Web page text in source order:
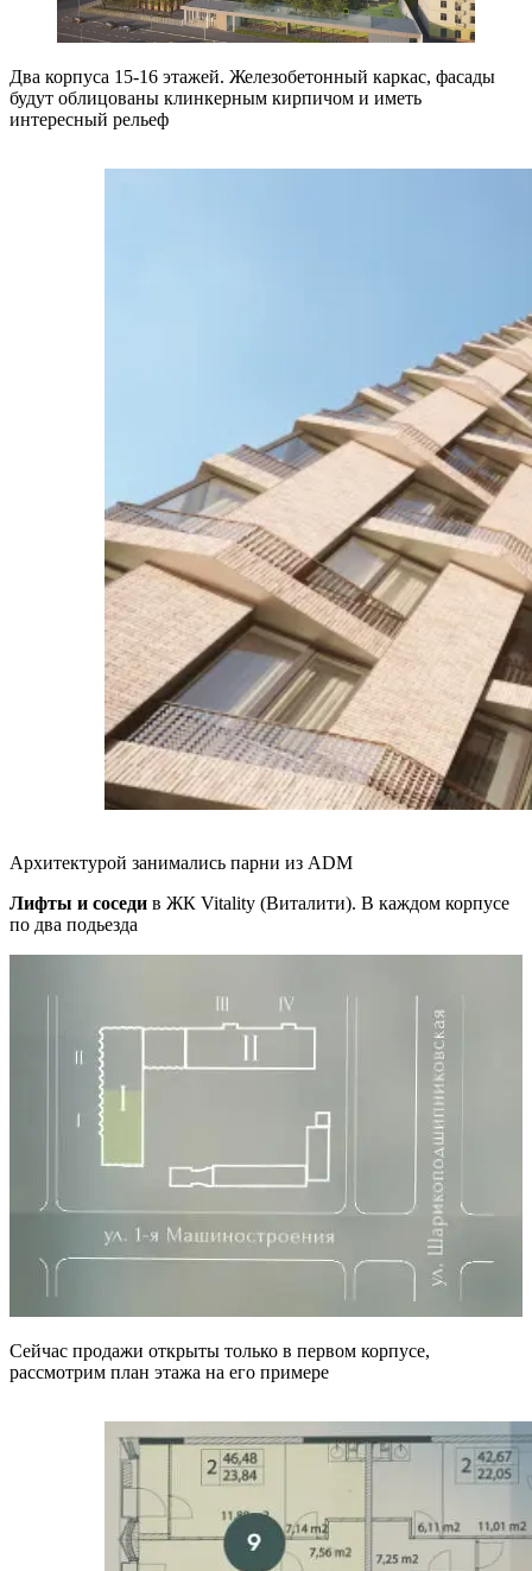
Два корпуса 15-16 этажей. Железобетонный каркас, фасады
будут облицованы клинкерным кирпичом и иметь
интересный рельеф
Архитектурой занимались парни из ADM
Лифты и соседи в ЖК Vitality (Виталити). В каждом корпусе
по два подьезда
Сейчас продажи открыты только в первом корпусе,
рассмотрим план этажа на его примере